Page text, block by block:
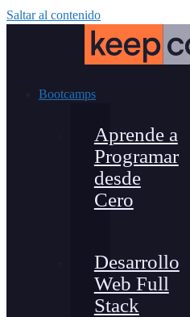
Saltar al contenido
Bootcamps
Aprende a
Programar
desde
Cero
Desarrollo
Web Full
Stack